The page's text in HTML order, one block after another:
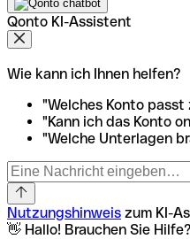
Qonto KI-Assistent
Wie kann ich Ihnen helfen?
"Welches Konto passt
"Kann ich das Konto
"Welche Unterlagen
Nutzungshinweis zum KI-
👋 Hallo! Brauchen Sie Hilfe?